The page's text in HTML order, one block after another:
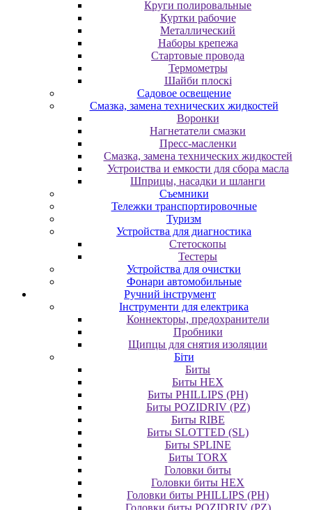
Круги полировальные
Куртки рабочие
Металлический
Наборы крепежа
Стартовые провода
Термометры
Шайби плоскі
Садовое освещение
Смазка, замена технических жидкостей
Воронки
Нагнетатели смазки
Пресс-масленки
Смазка, замена технических жидкостей
Устроиства и емкости для сбора масла
Шприцы, насадки и шланги
Съемники
Тележки транспортировочные
Туризм
Устройства для диагностика
Стетоскопы
Тестеры
Устройства для очистки
Фонари автомобильные
Ручний інструмент
Інструменти для електрика
Коннекторы, предохранители
Пробники
Щипцы для снятия изоляции
Біти
Биты
Биты HEX
Биты PHILLIPS (PH)
Биты POZIDRIV (PZ)
Биты RIBE
Биты SLOTTED (SL)
Биты SPLINE
Биты TORX
Головки биты
Головки биты HEX
Головки биты PHILLIPS (PH)
Головки биты POZIDRIV (PZ)